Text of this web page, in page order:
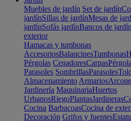
Muebles de jardín Set de jardín
jardínSillas de jardínMesas de
jardínSofás jardínBancos de jardín
exterior
Hamacas y tumbonas
AccesoriosBalancinesTumbonas
Pérgolas CenadoresCarpas
Parasoles SombrillasParasoles
Almacenamiento Armarios
Jardinería MaquinariaHuertos
UrbanosRiegoPlantasJardineras
Cocina BarbacoasCocina de
Decoración Grifos y fuentes